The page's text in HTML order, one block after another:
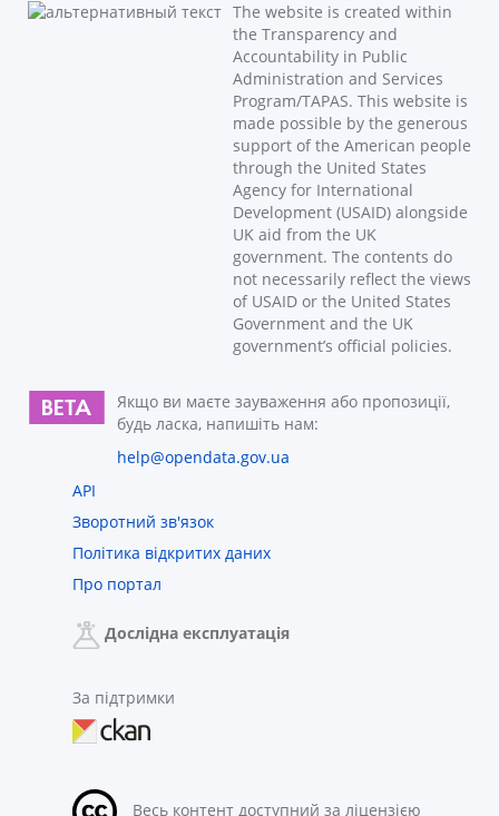
The website is created within
the Transparency and
Accountability in Public
Administration and Services
Program/TAPAS. This website is
made possible by the generous
support of the American people
through the United States
Agency for International
Development (USAID) alongside
UK aid from the UK
government. The contents do
not necessarily reflect the views
of USAID or the United States
Government and the UK
government’s official policies.
Якщо ви маєте зауваження або пропозиції,
будь ласка, напишіть нам:
help@opendata.gov.ua
API
Зворотний зв'язок
Політика відкритих даних
Про портал
Дослідна експлуатація
За підтримки
Весь контент доступний за ліцензією